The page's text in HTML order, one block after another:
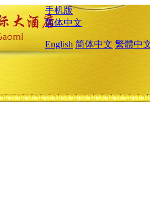
手机版
简体中文
English 简体中文 繁體中